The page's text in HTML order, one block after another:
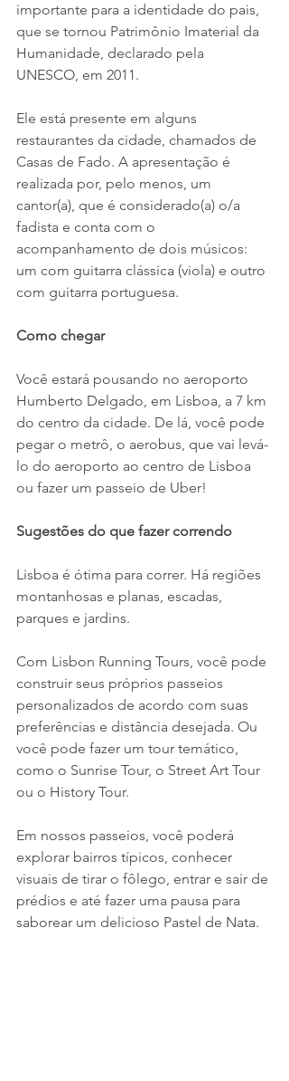
importante para a identidade do pais,
que se tornou Patrimônio Imaterial da
Humanidade, declarado pela
UNESCO, em 2011.
Ele está presente em alguns
restaurantes da cidade, chamados de
Casas de Fado. A apresentação é
realizada por, pelo menos, um
cantor(a), que é considerado(a) o/a
fadista e conta com o
acompanhamento de dois músicos:
um com guitarra clássica (viola) e outro
com guitarra portuguesa.
Como chegar
Você estará pousando no aeroporto
Humberto Delgado, em Lisboa, a 7 km
do centro da cidade. De lá, você pode
pegar o metrô, o aerobus, que vai levá-
lo do aeroporto ao centro de Lisboa
ou fazer um passeio de Uber!
Sugestões do que fazer correndo
Lisboa é ótima para correr. Há regiões
montanhosas e planas, escadas,
parques e jardins.
Com Lisbon Running Tours, você pode
construir seus próprios passeios
personalizados de acordo com suas
preferências e distância desejada. Ou
você pode fazer um tour temático,
como o Sunrise Tour, o Street Art Tour
ou o History Tour.
Em nossos passeios, você poderá
explorar bairros típicos, conhecer
visuais de tirar o fôlego, entrar e sair de
prédios e até fazer uma pausa para
saborear um delicioso Pastel de Nata.